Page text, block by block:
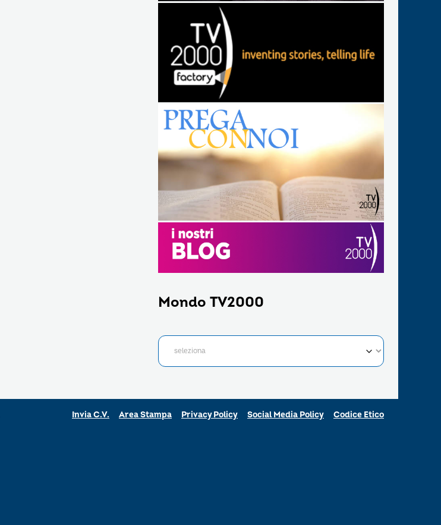
Mondo TV2000
Invia C.V. Area Stampa Privacy Policy Social Media Policy Codice Etico